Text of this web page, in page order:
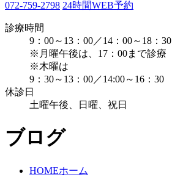
072-759-2798 24時間WEB予約
診療時間
9：00～13：00／14：00～18：30
※月曜午後は、17：00まで診療
※木曜は
9：30～13：00／14:00～16：30
休診日
土曜午後、日曜、祝日
ブログ
HOMEホーム